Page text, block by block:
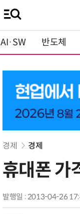
AI·SW 반도체
경제 경제
휴대폰 가
발행일 : 2013-04-26